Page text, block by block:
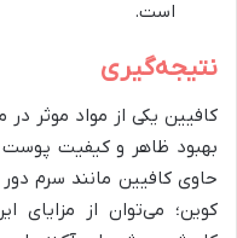
است.
نتیجه‌گیری
کافیین یکی از مواد موثر
بهبود ظاهر و کیفیت
حاوی کافیین مانند سرم
کوین؛ می‌توان از مزایای